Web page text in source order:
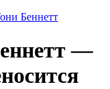
Беннетт
—